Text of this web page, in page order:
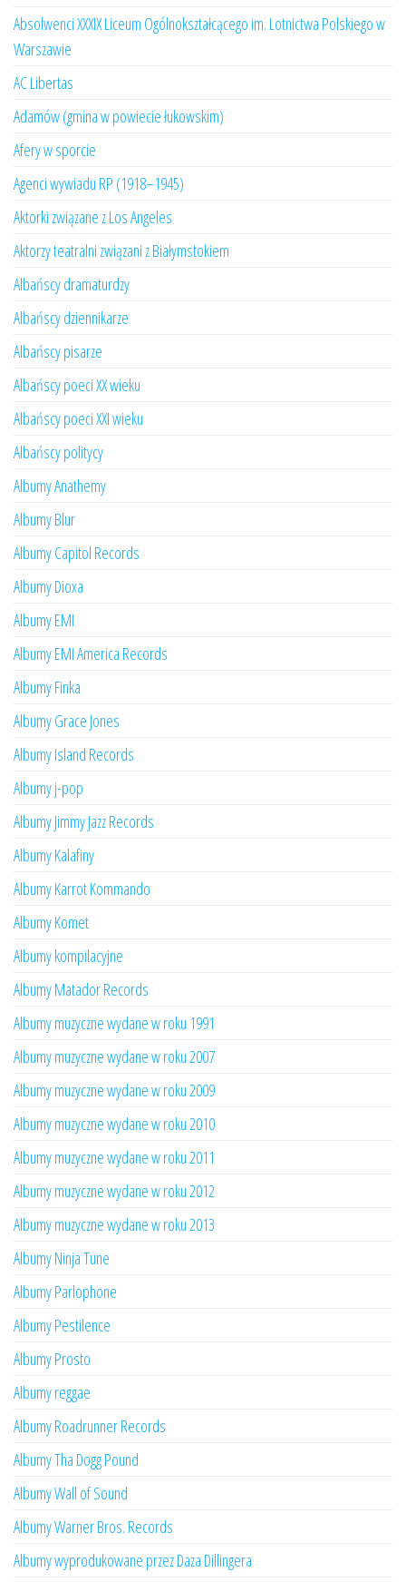
Absolwenci XXXIX Liceum Ogólnokształcącego im. Lotnictwa Polskiego w
Warszawie
AC Libertas
Adamów (gmina w powiecie łukowskim)
Afery w sporcie
Agenci wywiadu RP (1918–1945)
Aktorki związane z Los Angeles
Aktorzy teatralni związani z Białymstokiem
Albańscy dramaturdzy
Albańscy dziennikarze
Albańscy pisarze
Albańscy poeci XX wieku
Albańscy poeci XXI wieku
Albańscy politycy
Albumy Anathemy
Albumy Blur
Albumy Capitol Records
Albumy Dioxa
Albumy EMI
Albumy EMI America Records
Albumy Finka
Albumy Grace Jones
Albumy Island Records
Albumy j-pop
Albumy Jimmy Jazz Records
Albumy Kalafiny
Albumy Karrot Kommando
Albumy Komet
Albumy kompilacyjne
Albumy Matador Records
Albumy muzyczne wydane w roku 1991
Albumy muzyczne wydane w roku 2007
Albumy muzyczne wydane w roku 2009
Albumy muzyczne wydane w roku 2010
Albumy muzyczne wydane w roku 2011
Albumy muzyczne wydane w roku 2012
Albumy muzyczne wydane w roku 2013
Albumy Ninja Tune
Albumy Parlophone
Albumy Pestilence
Albumy Prosto
Albumy reggae
Albumy Roadrunner Records
Albumy Tha Dogg Pound
Albumy Wall of Sound
Albumy Warner Bros. Records
Albumy wyprodukowane przez Daza Dillingera